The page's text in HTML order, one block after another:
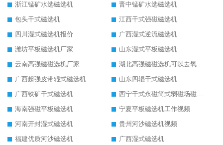
浙江锰矿水选磁选机
晋中锰矿水选磁选机
包头干式磁选机
江西干式强磁磁选机
四川湿式磁选机报价
广西湿式逆流磁选机
潍坊平板磁选机厂家
山东湿式平板磁选机
云南高强磁磁选机厂家
湖北高强磁磁选机可以去氧化铝
广西超强皮带辊式磁选机
山东四辊干式磁选机
广西铁矿干式磁选机
西宁干式永磁筒式弱磁场磁选机结构图
海南强磁平板磁选机
宁夏平板磁选机工作视频
河南开封湿式磁选机
贵州河沙磁选机视频
福建优质河沙磁选机
广西湿式磁选机